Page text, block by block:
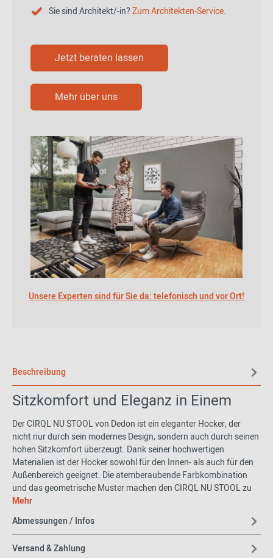
Sie sind Architekt/-in?Zum Architekten-Service.
Jetzt beraten lassen
Mehr über uns
Unsere Experten sind für Sie da: telefonisch und vor Ort!
Beschreibung
Sitzkomfort und Eleganz in Einem
Der CIRQL NU STOOL von Dedon ist ein eleganter Hocker, der
nicht nur durch sein modernes Design, sondern auch durch seinen
hohen Sitzkomfort überzeugt. Dank seiner hochwertigen
Materialien ist der Hocker sowohl für den Innen- als auch für den
Außenbereich geeignet. Die atemberaubende Farbkombination
und das geometrische Muster machen den CIRQL NU STOOL zu
einem echten Blickfang in jedem Raum. Mit diesem Hocker holen
stilvolles Accessoire, das Ihr Zuhause verschönert.
Cirql Nu Serie von Designer Werner
Mehr
Abmessungen / Infos
Versand & Zahlung